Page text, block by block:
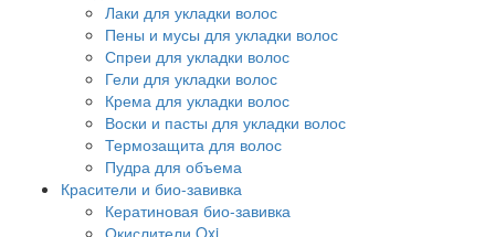
Лаки для укладки волос
Пены и мусы для укладки волос
Спреи для укладки волос
Гели для укладки волос
Крема для укладки волос
Воски и пасты для укладки волос
Термозащита для волос
Пудра для объема
Красители и био-завивка
Кератиновая био-завивка
Окислители Oxi